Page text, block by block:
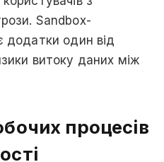
Sandbox-
додатки один від
витоку даних між
процесів